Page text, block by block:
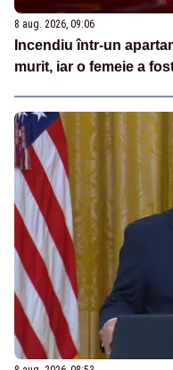
8 aug. 2026, 09:06
Incendiu într-un
murit, iar o femeie a